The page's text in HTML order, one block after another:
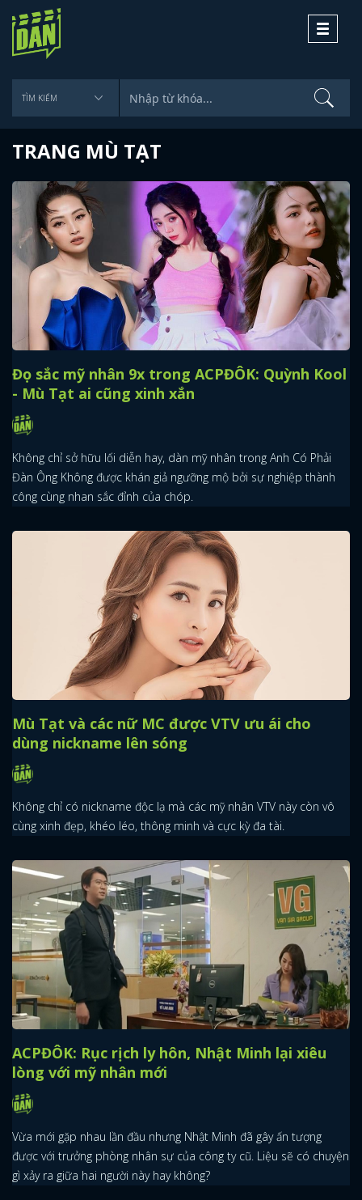
Toggle
TRANG MÙ TẠT
Đọ sắc mỹ nhân 9x trong ACPĐÔK: Quỳnh Kool
- Mù Tạt ai cũng xinh xắn
Không chỉ sở hữu lối diễn hay, dàn mỹ nhân trong Anh Có Phải
Đàn Ông Không được khán giả ngưỡng mộ bởi sự nghiệp thành
công cùng nhan sắc đỉnh của chóp.
Mù Tạt và các nữ MC được VTV ưu ái cho
dùng nickname lên sóng
Không chỉ có nickname độc lạ mà các mỹ nhân VTV này còn vô
cùng xinh đẹp, khéo léo, thông minh và cực kỳ đa tài.
ACPĐÔK: Rục rịch ly hôn, Nhật Minh lại xiêu
lòng với mỹ nhân mới
Vừa mới gặp nhau lần đầu nhưng Nhật Minh đã gây ấn tượng
được với trưởng phòng nhân sự của công ty cũ. Liệu sẽ có chuyện
gì xảy ra giữa hai người này hay không?